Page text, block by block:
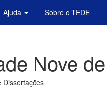
Ajuda Sobre o TEDE
Nove
Dissertações